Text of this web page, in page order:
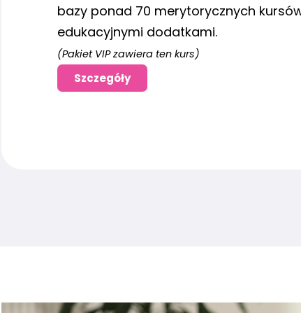
bazy ponad 70 merytorycznych
edukacyjnymi dodatkami.
(Pakiet VIP zawiera ten kurs)
Szczegóły